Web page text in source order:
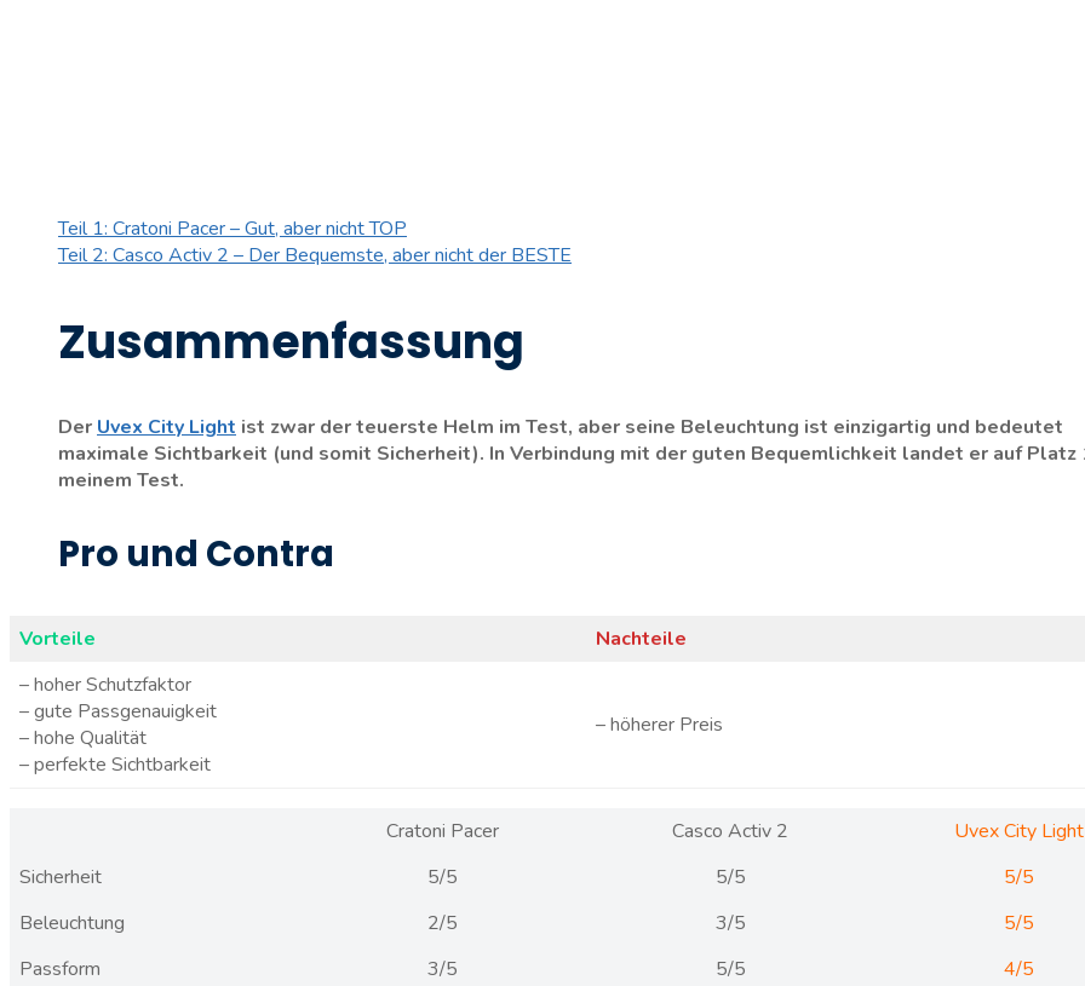
Teil 1: Cratoni Pacer – Gut, aber nicht TOP
Teil 2: Casco Activ 2 – Der Bequemste, aber nicht der BESTE
Zusammenfassung
Der Uvex City Light ist zwar der teuerste Helm im Test, aber seine Beleuchtung ist einzigartig und bedeutet
maximale Sichtbarkeit (und somit Sicherheit). In Verbindung mit der guten Bequemlichkeit landet er auf Platz
meinem Test.
Pro und Contra
Vorteile
Nachteile
– hoher Schutzfaktor
– gute Passgenauigkeit
– hohe Qualität
– perfekte Sichtbarkeit
– höherer Preis
Cratoni Pacer Casco Activ 2
Uvex City Light
Sicherheit
5/5 5/5
5/5
Beleuchtung
2/5 3/5
5/5
Passform
3/5 5/5
4/5